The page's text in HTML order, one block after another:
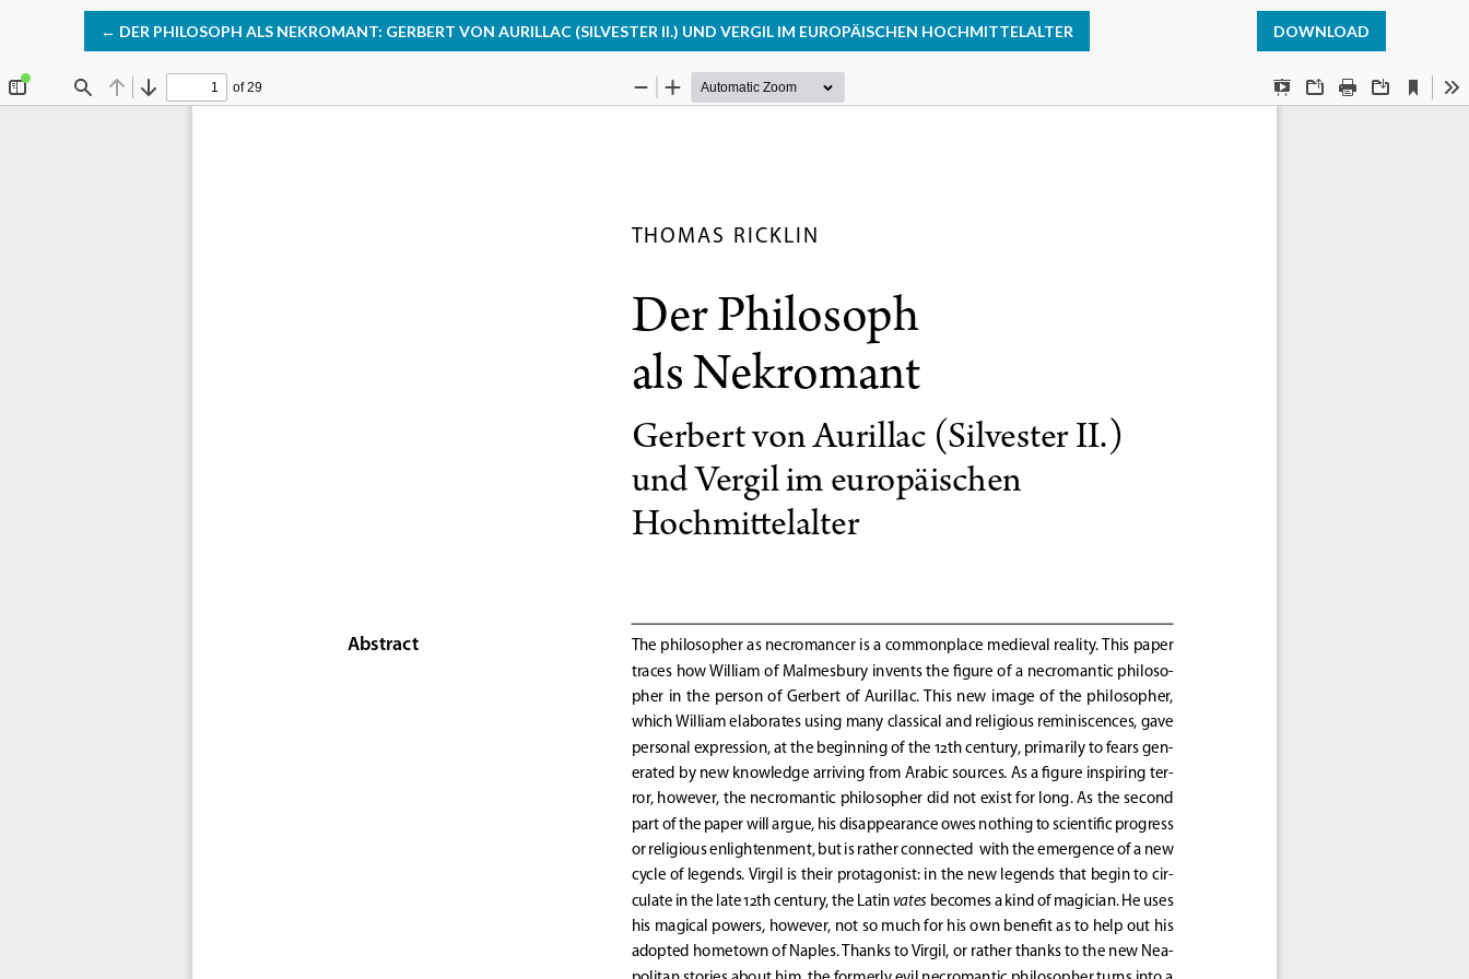
← RETURN TO ARTICLE DETAILS
DER PHILOSOPH ALS NEKROMANT: GERBERT VON AURILLAC (SILVESTER II.) UND VERGIL IM EUROPÄISCHEN HOCHMITTELALTER DOWNLOAD